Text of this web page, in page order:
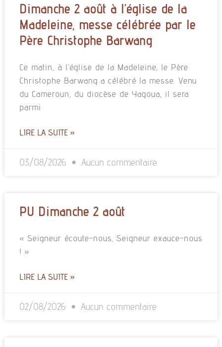
Dimanche 2 août à l’église de la
Madeleine, messe célébrée par le
Père Christophe Barwang
Ce matin, à l’église de la Madeleine, le Père
Christophe Barwang a célébré la messe. Venu
du Cameroun, du diocèse de Yagoua, il sera
parmi
LIRE LA SUITE »
03/08/2026 Aucun commentaire
PU Dimanche 2 août
« Seigneur écoute-nous, Seigneur exauce-nous
! »
LIRE LA SUITE »
02/08/2026 Aucun commentaire